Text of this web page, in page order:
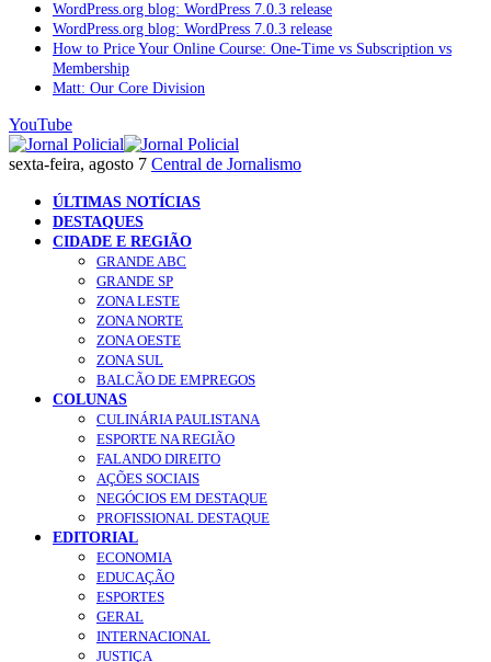
WordPress.org blog: WordPress 7.0.3 release
WordPress.org blog: WordPress 7.0.3 release
How to Price Your Online Course: One-Time vs Subscription vs
Membership
Matt: Our Core Division
YouTube
sexta-feira, agosto 7 Central de Jornalismo
ÚLTIMAS NOTÍCIAS
DESTAQUES
CIDADE E REGIÃO
GRANDE ABC
GRANDE SP
ZONA LESTE
ZONA NORTE
ZONA OESTE
ZONA SUL
BALCÃO DE EMPREGOS
COLUNAS
CULINÁRIA PAULISTANA
ESPORTE NA REGIÃO
FALANDO DIREITO
AÇÕES SOCIAIS
NEGÓCIOS EM DESTAQUE
PROFISSIONAL DESTAQUE
EDITORIAL
ECONOMIA
EDUCAÇÃO
ESPORTES
GERAL
INTERNACIONAL
JUSTIÇA